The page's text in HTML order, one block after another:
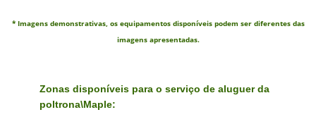
* Imagens demonstrativas, os equipamentos disponíveis podem ser diferentes das
imagens apresentadas.
Zonas disponíveis para o serviço de aluguer da
poltrona\Maple: